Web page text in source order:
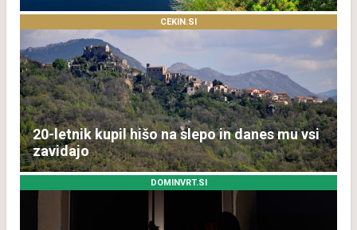
CEKIN.SI
20-letnik kupil hišo na slepo in danes mu vsi
zavidajo
DOMINVRT.SI